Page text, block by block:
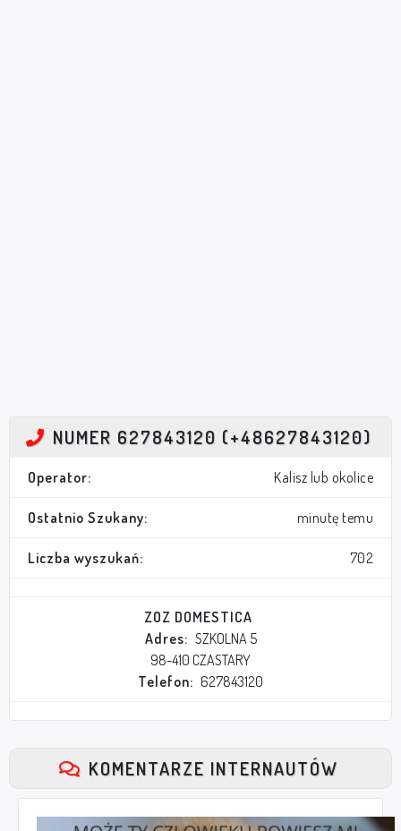
NUMER 627843120 (+48627843120)
Operator: Kalisz lub okolice
Ostatnio Szukany: minutę temu
Liczba wyszukań: 702
ZOZ DOMESTICA
Adres: SZKOLNA 5
98-410 CZASTARY
Telefon: 627843120
KOMENTARZE INTERNAUTÓW